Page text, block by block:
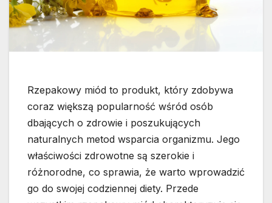
Rzepakowy miód to produkt, który zdobywa
coraz większą popularność wśród osób
dbających o zdrowie i poszukujących
naturalnych metod wsparcia organizmu. Jego
właściwości zdrowotne są szerokie i
różnorodne, co sprawia, że warto wprowadzić
go do swojej codziennej diety. Przede